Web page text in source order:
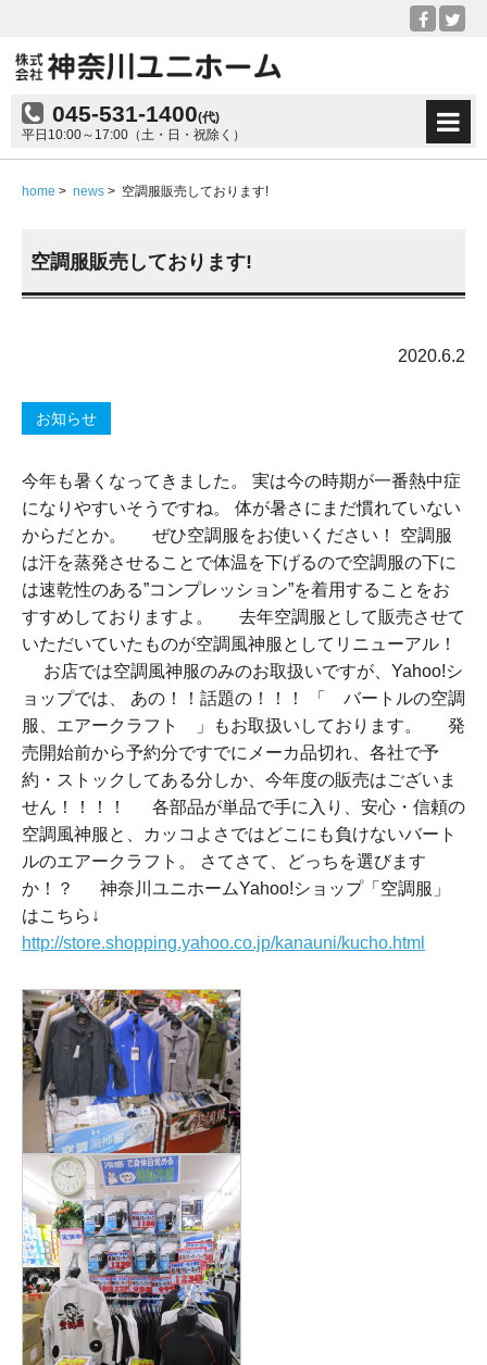
045-531-1400(代)
平日10:00～17:00（土・日・祝除く）
home > news > 空調服販売しております!
空調服販売しております!
2020.6.2
お知らせ
今年も暑くなってきました。 実は今の時期が一番熱中症
になりやすいそうですね。 体が暑さにまだ慣れていない
からだとか。 ぜひ空調服をお使いください！ 空調服
は汗を蒸発させることで体温を下げるので空調服の下に
は速乾性のある”コンプレッション”を着用することをお
すすめしておりますよ。 去年空調服として販売させて
いただいていたものが空調風神服としてリニューアル！
お店では空調風神服のみのお取扱いですが、Yahoo!シ
ョップでは、 あの！！話題の！！！ 「 バートルの空調
服、エアークラフト 」もお取扱いしております。 発
売開始前から予約分ですでにメーカ品切れ、各社で予
約・ストックしてある分しか、今年度の販売はございま
せん！！！！ 各部品が単品で手に入り、安心・信頼の
空調風神服と、カッコよさではどこにも負けないバート
ルのエアークラフト。 さてさて、どっちを選びます
か！？ 神奈川ユニホームYahoo!ショップ「空調服」
はこちら↓
http://store.shopping.yahoo.co.jp/kanauni/kucho.html